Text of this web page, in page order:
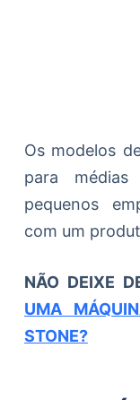
Os modelos
para
pequenos
com um
NÃO DEIXE
UMA
STONE?